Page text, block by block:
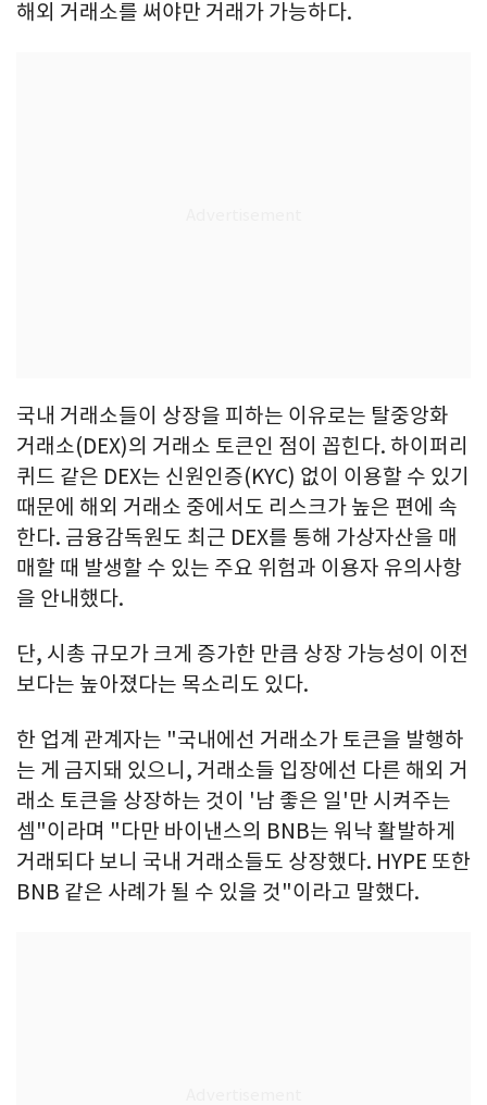
해외 거래소를 써야만 거래가 가능하다.
국내 거래소들이 상장을 피하는 이유로는 탈중앙화
거래소(DEX)의 거래소 토큰인 점이 꼽힌다. 하이퍼리
퀴드 같은 DEX는 신원인증(KYC) 없이 이용할 수 있기
때문에 해외 거래소 중에서도 리스크가 높은 편에 속
한다. 금융감독원도 최근 DEX를 통해 가상자산을 매
매할 때 발생할 수 있는 주요 위험과 이용자 유의사항
을 안내했다.
단, 시총 규모가 크게 증가한 만큼 상장 가능성이 이전
보다는 높아졌다는 목소리도 있다.
한 업계 관계자는 "국내에선 거래소가 토큰을 발행하
는 게 금지돼 있으니, 거래소들 입장에선 다른 해외 거
래소 토큰을 상장하는 것이 '남 좋은 일'만 시켜주는
셈"이라며 "다만 바이낸스의 BNB는 워낙 활발하게
거래되다 보니 국내 거래소들도 상장했다. HYPE 또한
BNB 같은 사례가 될 수 있을 것"이라고 말했다.